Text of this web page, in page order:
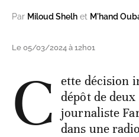
Par Miloud Shelh et M'hand
Le 05/03/2024 à 12h01
C ette décision
dépôt de
journaliste
dans une